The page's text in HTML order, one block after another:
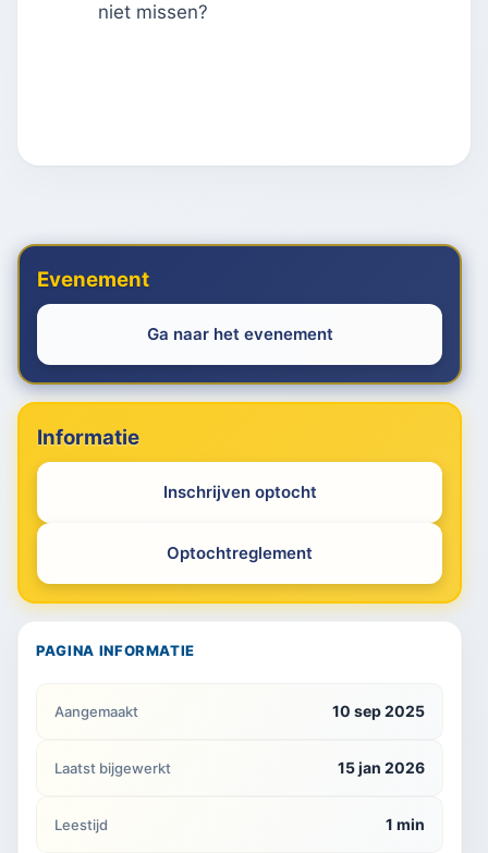
niet missen?
Evenement
Ga naar het evenement
Informatie
Inschrijven optocht
Optochtreglement
PAGINA INFORMATIE
Aangemaakt 10 sep 2025
Laatst bijgewerkt 15 jan 2026
Leestijd 1 min